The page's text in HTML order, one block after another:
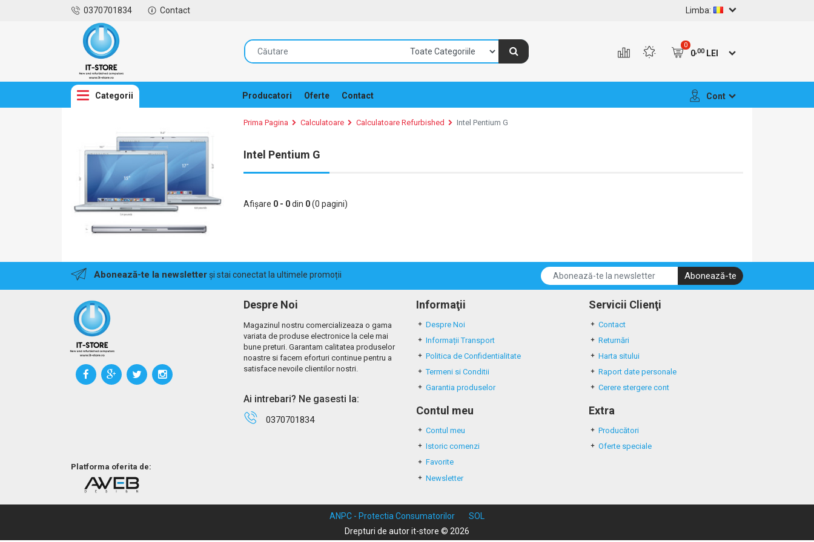
0370701834 Contact Limba:
0
0,00LEI
Categorii Producatori Oferte Contact Cont
Prima Pagina Calculatoare Calculatoare Refurbished Intel Pentium G
Intel Pentium G
Afişare 0 - 0din 0(0 pagini)
Abonează-te la newsletterși stai conectat la ultimele promoții Abonează-te
Platforma oferita de:
Despre Noi
Magazinul nostru comercializeaza o gama
variata de produse electronice la cele mai
bune preturi. Garantam calitatea produselor
noastre si facem eforturi continue pentru a
satisface nevoile clientilor nostri.
Ai intrebari? Ne gasesti la:
0370701834
Informaţii
Despre Noi
Informații Transport
Politica de Confidentialitate
Termeni si Conditii
Garantia produselor
Servicii Clienţi
Contact
Returnări
Harta sitului
Raport date personale
Cerere stergere cont
Contul meu
Contul meu
Istoric comenzi
Favorite
Newsletter
Extra
Producători
Oferte speciale
ANPC - Protectia Consumatorilor
SOL
Drepturi de autor it-store © 2026